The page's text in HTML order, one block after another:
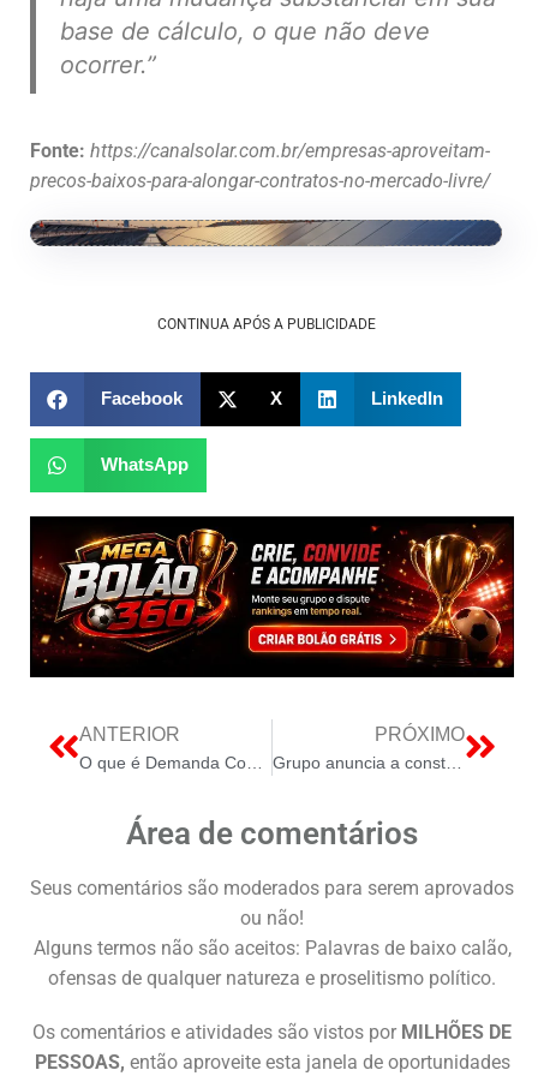
base de cálculo, o que não deve
ocorrer.”
Fonte: https://canalsolar.com.br/empresas-aproveitam-
precos-baixos-para-alongar-contratos-no-mercado-livre/
CONTINUA APÓS A PUBLICIDADE
Facebook X LinkedIn
WhatsApp
ANTERIOR PRÓXIMO
Área de comentários
Seus comentários são moderados para serem aprovados
ou não!
Alguns termos não são aceitos: Palavras de baixo calão,
ofensas de qualquer natureza e proselitismo político.
Os comentários e atividades são vistos por MILHÕES DE
PESSOAS, então aproveite esta janela de oportunidades